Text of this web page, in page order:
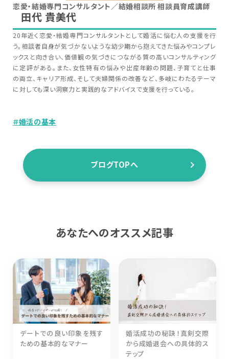
恋愛・結婚専門コンサルタント／結婚相談所 相談員育成講師
田代 貴美代
20年近く恋愛・結婚専門コンサルタントとして婚活に悩む人の支援を行
う。相談者自身が気づかないような幼少期から抱えてきた悩みやコンプレ
ックスと向き合い、価値観の気づきにつながる質の高いコンサルティング
に定評がある。また、女性特有の悩みや出産年齢の問題、子育てと仕事
の両立、キャリア形成、そして夫婦関係の改善など、多岐にわたるテーマ
に対しても深い洞察力と実践的なアドバイスで支援を行っている。
＃婚活の基本
ブログTOPへ
あなたへのオススメ記事
デートでの良い印象を残す
ための基本的なマナー
婚活成功の秘訣！真剣交際
から成婚退会への具体的ス
テップ